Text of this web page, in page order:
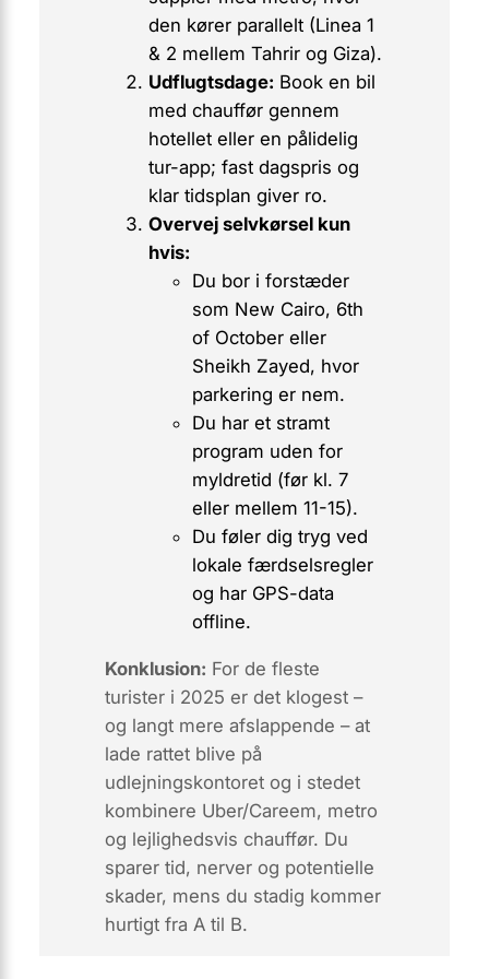
den kører parallelt (Linea 1
& 2 mellem Tahrir og Giza).
Udflugtsdage: Book en bil
med chauffør gennem
hotellet eller en pålidelig
tur-app; fast dagspris og
klar tidsplan giver ro.
Overvej selvkørsel kun
hvis:
Du bor i forstæder
som New Cairo, 6th
of October eller
Sheikh Zayed, hvor
parkering er nem.
Du har et stramt
program uden for
myldretid (før kl. 7
eller mellem 11-15).
Du føler dig tryg ved
lokale færdselsregler
og har GPS-data
offline.
Konklusion: For de fleste
turister i 2025 er det klogest –
og langt mere afslappende – at
lade rattet blive på
udlejningskontoret og i stedet
kombinere Uber/Careem, metro
og lejlighedsvis chauffør. Du
sparer tid, nerver og potentielle
skader, mens du stadig kommer
hurtigt fra A til B.